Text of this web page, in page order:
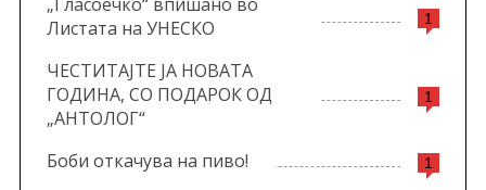
1
Листата на УНЕСКО
1
ЧЕСТИТАЈТЕ ЈА НОВАТА
ГОДИНА, СО ПОДАРОК ОД
„АНТОЛОГ“
1
Боби откачува на пиво!